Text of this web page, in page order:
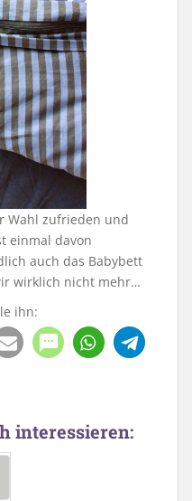
Wahl zufrieden und
einmal davon
auch das Babybett
wirklich nicht mehr…
ihn:
interessieren: